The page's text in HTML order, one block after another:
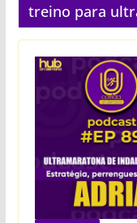
treino para